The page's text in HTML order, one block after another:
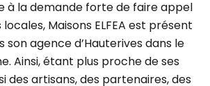
Maisons ELFEA est présent
agence d’Hauterives dans le
Ainsi, étant plus proche de ses
des artisans, des partenaires, des